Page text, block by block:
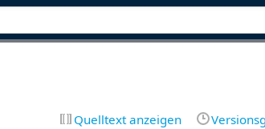
Quelltext anzeigen